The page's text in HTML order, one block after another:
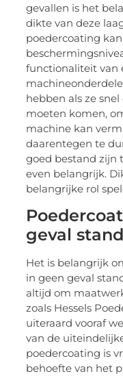
gevallen is het
dikte van deze
poedercoating
functionaliteit van
hebben als ze
moeten komen,
machine kan
daarentegen te
goed bestand zijn
even belangrijk.
belangrijke rol
geval
Het is belangrijk
in geen geval
altijd om
zoals Hessels
uiteraard vooraf
van de
poedercoating is
behoefte van het